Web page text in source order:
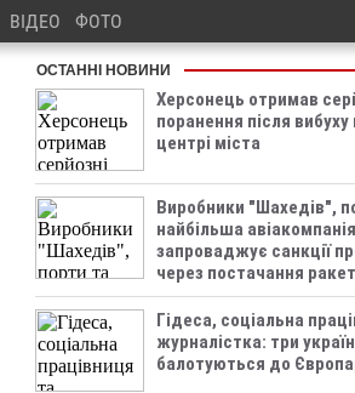
ВІДЕО ФОТО
ОСТАННІ НОВИНИ
Херсонець отримав
поранення після вибуху
центрі міста
Виробники "Шахедів",
найбільша
запроваджує санкції
через постачання
Гідеса, соціальна
журналістка: три
балотуються до